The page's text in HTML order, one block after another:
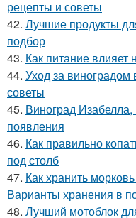
рецепты и советы
42. Лучшие продукты
подбор
43. Как питание
44. Уход за
советы
45. Виноград Изабелла,
появления
46. Как правильно
под столб
47. Как хранить
Варианты хранения в
48. Лучший мотоблок